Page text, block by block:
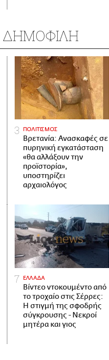
ΔΗΜΟΦΙΛΗ
ΠΟΛΙΤΙΣΜΟΣ
Βρετανία: Ανασκαφές σε
πυρηνική εγκατάσταση
«θα αλλάξουν την
προϊστορία»,
υποστηρίζει
αρχαιολόγος
ΕΛΛΑΔΑ
Βίντεο ντοκουμέντο από
το τροχαίο στις Σέρρες:
Η στιγμή της σφοδρής
σύγκρουσης - Νεκροί
μητέρα και γιος